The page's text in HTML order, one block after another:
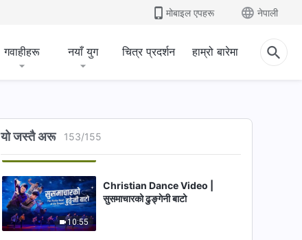
मोबाइल एपहरू नेपाली
गवाहीहरू नयाँ युग चित्र प्रदर्शन हाम्रो बारेमा
यो जस्तै अरू 153/155
5:11
Christian Praise Song |
10:55
Christian Dance Video |
सुसमाचारको ढुङ्गेनी बाटो